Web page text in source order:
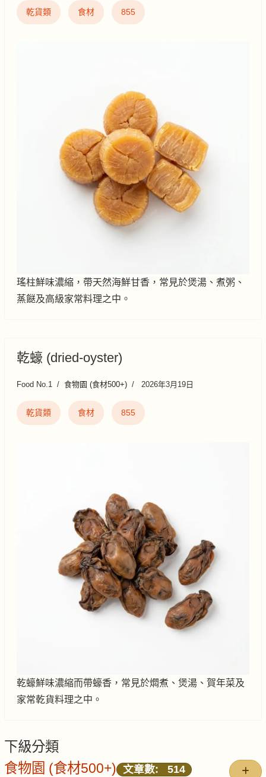
乾貨類 食材 855
瑤柱鮮味濃縮，帶天然海鮮甘香，常見於煲湯、煮粥、
蒸餸及高級家常料理之中。
乾蠔 (dried-oyster)
Food No.1 食物園 (食材500+) 2026年3月19日
乾貨類 食材 855
乾蠔鮮味濃縮而帶蠔香，常見於燜煮、煲湯、賀年菜及
家常乾貨料理之中。
下級分類
食物園 (食材500+) 文章數: 514